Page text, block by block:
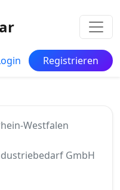
Registrieren
Westfalen
GmbH